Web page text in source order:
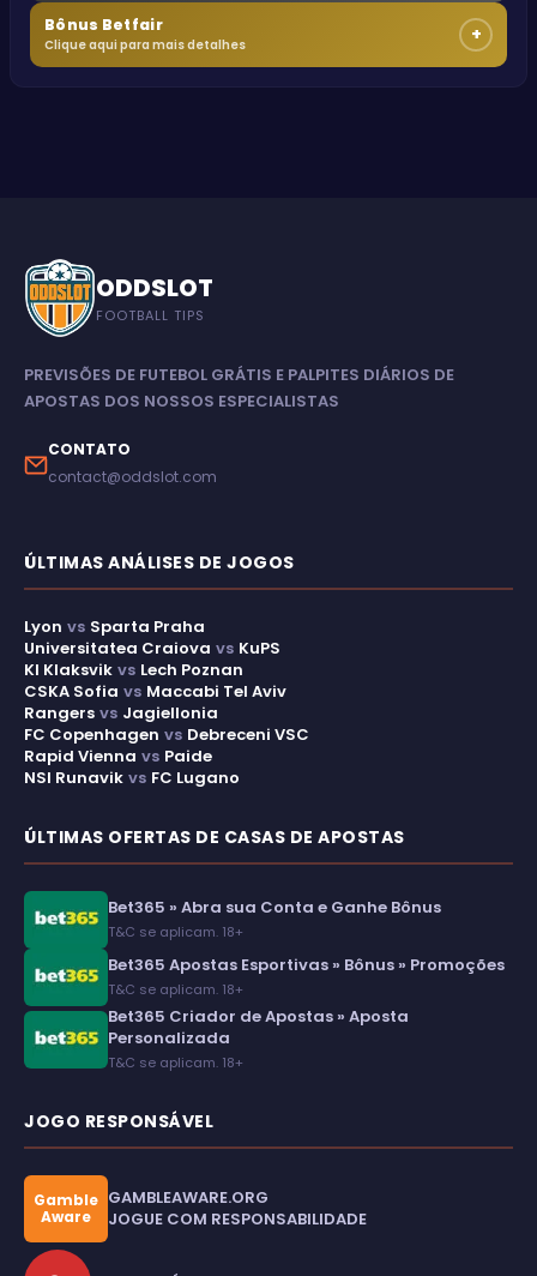
Bônus Betfair
Clique aqui para mais detalhes +
ODDSLOT
FOOTBALL TIPS
PREVISÕES DE FUTEBOL GRÁTIS E PALPITES DIÁRIOS DE
APOSTAS DOS NOSSOS ESPECIALISTAS
CONTATO
contact@oddslot.com
ÚLTIMAS ANÁLISES DE JOGOS
Lyon vs Sparta Praha
Universitatea Craiova vs KuPS
KI Klaksvik vs Lech Poznan
CSKA Sofia vs Maccabi Tel Aviv
Rangers vs Jagiellonia
FC Copenhagen vs Debreceni VSC
Rapid Vienna vs Paide
NSI Runavik vs FC Lugano
ÚLTIMAS OFERTAS DE CASAS DE APOSTAS
Bet365 » Abra sua Conta e Ganhe Bônus
T&C se aplicam. 18+
Bet365 Apostas Esportivas » Bônus » Promoções
T&C se aplicam. 18+
Bet365 Criador de Apostas » Aposta
Personalizada
T&C se aplicam. 18+
JOGO RESPONSÁVEL
Gamble
Aware
GAMBLEAWARE.ORG
JOGUE COM RESPONSABILIDADE